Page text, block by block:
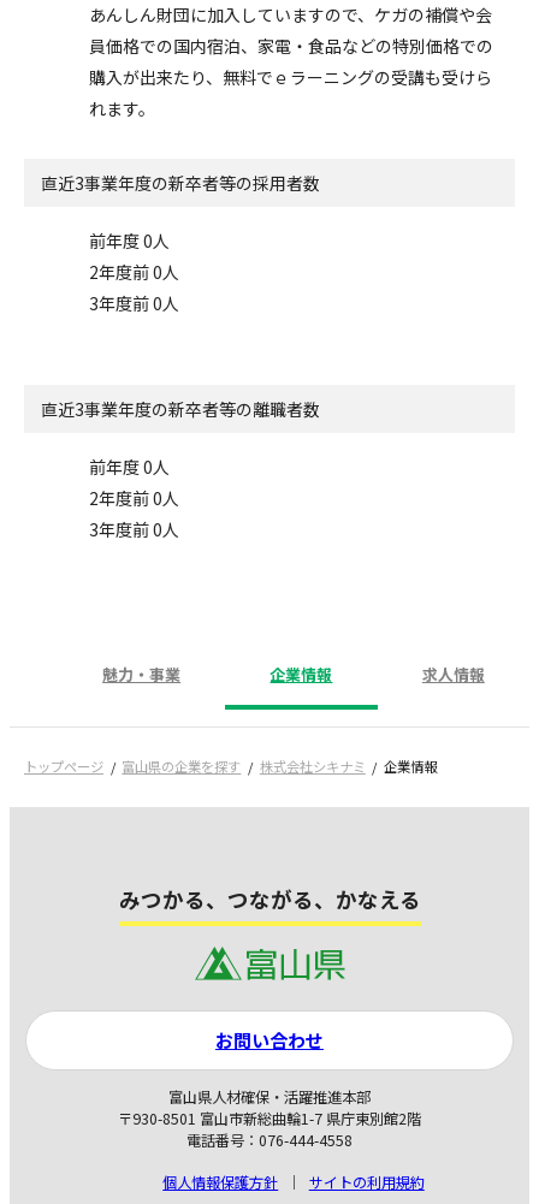
あんしん財団に加入していますので、ケガの補償や会
員価格での国内宿泊、家電・食品などの特別価格での
購入が出来たり、無料でｅラーニングの受講も受けら
れます。
直近3事業年度の新卒者等の採用者数
前年度 0人
2年度前 0人
3年度前 0人
直近3事業年度の新卒者等の離職者数
前年度 0人
2年度前 0人
3年度前 0人
魅力・事業 企業情報 求人情報
トップページ 富山県の企業を探す 株式会社シキナミ 企業情報
みつかる、つながる、かなえる
富山県人材確保・活躍推進本部
〒930-8501 富山市新総曲輪1-7 県庁東別館2階
電話番号：076-444-4558
個人情報保護方針
サイトの利用規約
お問い合わせ